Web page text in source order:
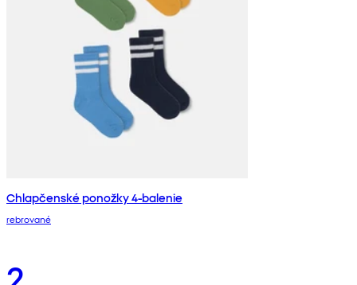
Chlapčenské ponožky 4-balenie
rebrované
2